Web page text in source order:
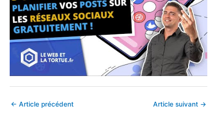
← Article précédent Article suivant →